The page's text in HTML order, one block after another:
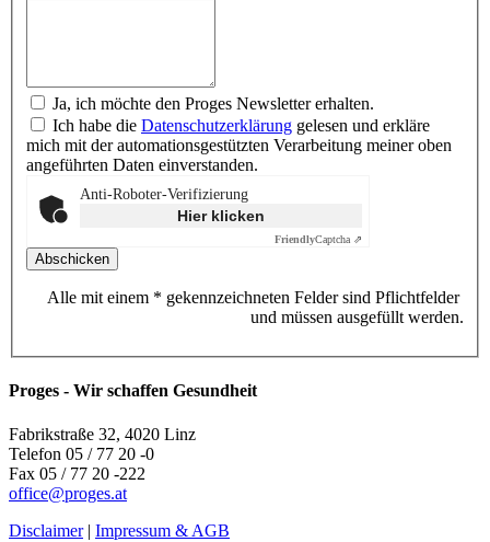
Ja, ich möchte den Proges Newsletter erhalten.
Ich habe die Datenschutzerklärung gelesen und erkläre
mich mit der automationsgestützten Verarbeitung meiner oben
angeführten Daten einverstanden.
Anti-Roboter-Verifizierung
Hier klicken
FriendlyCaptcha ⇗
Alle mit einem * gekennzeichneten Felder sind Pflichtfelder
und müssen ausgefüllt werden.
Proges - Wir schaffen Gesundheit
Fabrikstraße 32, 4020 Linz
Telefon 05 / 77 20 -0
Fax 05 / 77 20 -222
office@proges.at
Disclaimer| Impressum & AGB